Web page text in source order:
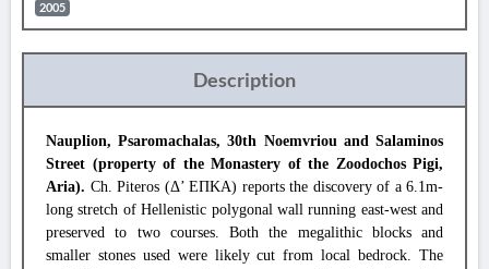
2005
Description
Nauplion, Psaromachalas, 30th Noemvriou and Salaminos
Street (property of the Monastery of the Zoodochos Pigi,
Aria). Ch. Piteros (Δ’ ΕΠΚΑ) reports the discovery of a 6.1m-
long stretch of Hellenistic polygonal wall running east-west and
preserved to two courses. Both the megalithic blocks and
smaller stones used were likely cut from local bedrock. The